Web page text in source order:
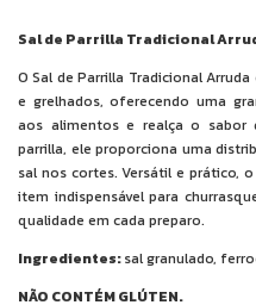
Sal de Parrilla Tradicional
O Sal de Parrilla Tradicional
e grelhados, oferecendo uma
aos alimentos e realça o sabor
parrilla, ele proporciona uma
sal nos cortes. Versátil e prático,
item indispensável para
qualidade em cada preparo.
Ingredientes:sal granulado,
NÃO CONTÉM GLÚTEN.